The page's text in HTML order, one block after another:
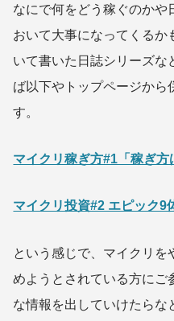
なにで何をどう稼ぐのかや
おいて大事になってくるか
いて書いた日誌シリーズな
ば以下やトップページから
す。
マイクリ稼ぎ方#1「稼ぎ方
マイクリ投資#2 エピック9
という感じで、マイクリ
めようとされている方にご
な情報を出していけたらな